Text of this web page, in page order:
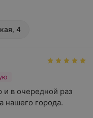
4
в очередной раз
нашего города.